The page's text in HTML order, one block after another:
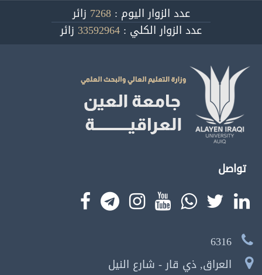
عدد الزوار اليوم :7268 زائر
عدد الزوار الكلي : 33592964 زائر
تواصل
6316
العراق, ذي قار - شارع النيل